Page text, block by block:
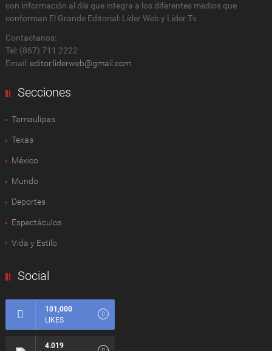
con información al día que integra a los diferentes medios que
conforman El Grande Editorial: Líder Web y Líder Tv
Contactanos:
Tel: (867) 711 2222
Email: editor.liderweb@gmail.com
Secciones
Tamaulipas
Texas
México
Mundo
Deportes
Espectàculos
Vida y Estilo
Social
101,000
LIKES
4.019